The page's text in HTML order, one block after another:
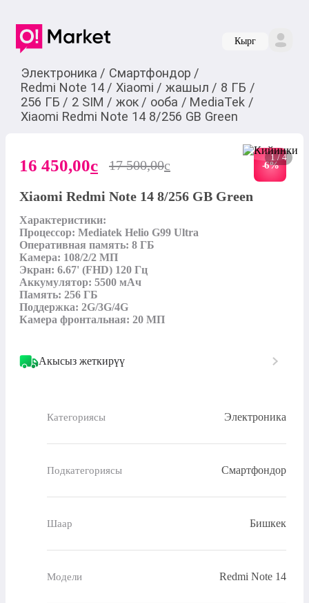
Кырг
Электроника / Смартфондор /
Redmi Note 14 / Xiaomi / жашыл / 8 ГБ /
256 ГБ / 2 SIM / жок / ооба / MediaTek /
Xiaomi Redmi Note 14 8/256 GB Green
1 / 4
16 450,00c 17 500,00c -6%
Xiaomi Redmi Note 14 8/256 GB Green
Характеристики:
Процессор: Mediatek Helio G99 Ultra
Оперативная память: 8 ГБ
Камера: 108/2/2 МП
Экран: 6.67' (FHD) 120 Гц
Аккумулятор: 5500 мАч
Память: 256 ГБ
Поддержка: 2G/3G/4G
Камера фронтальная: 20 МП
Акысыз жеткирүү
Категориясы Электроника
Подкатегориясы Смартфондор
Шаар Бишкек
Модели Redmi Note 14